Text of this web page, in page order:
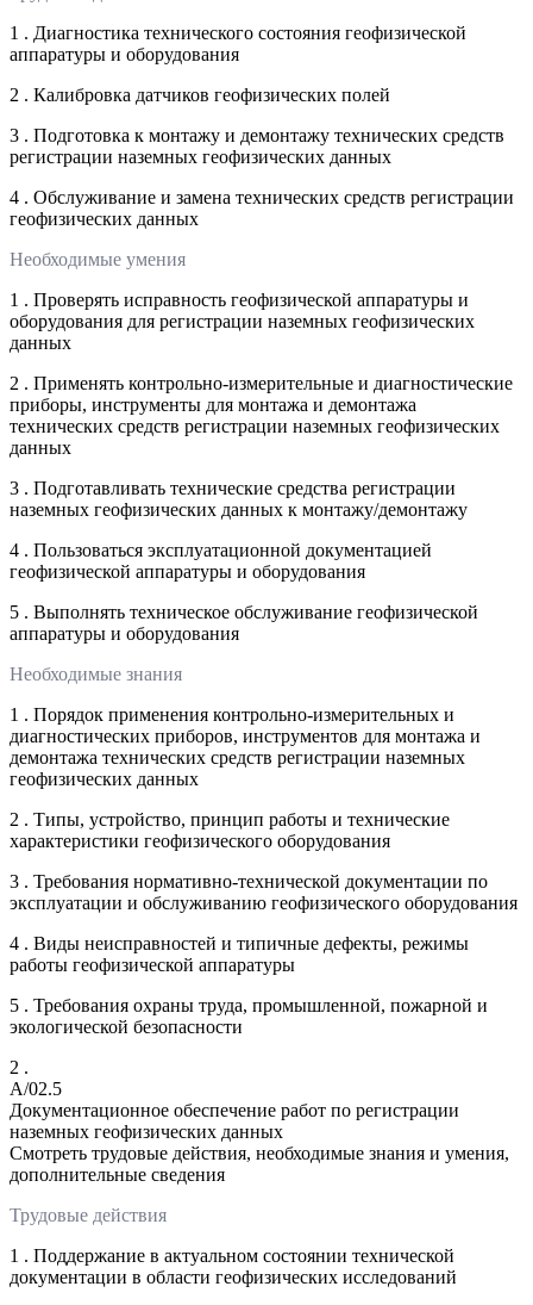
1 . Диагностика технического состояния геофизической
аппаратуры и оборудования
2 . Калибровка датчиков геофизических полей
3 . Подготовка к монтажу и демонтажу технических средств
регистрации наземных геофизических данных
4 . Обслуживание и замена технических средств регистрации
геофизических данных
Необходимые умения
1 . Проверять исправность геофизической аппаратуры и
оборудования для регистрации наземных геофизических
данных
2 . Применять контрольно-измерительные и диагностические
приборы, инструменты для монтажа и демонтажа
технических средств регистрации наземных геофизических
данных
3 . Подготавливать технические средства регистрации
наземных геофизических данных к монтажу/демонтажу
4 . Пользоваться эксплуатационной документацией
геофизической аппаратуры и оборудования
5 . Выполнять техническое обслуживание геофизической
аппаратуры и оборудования
Необходимые знания
1 . Порядок применения контрольно-измерительных и
диагностических приборов, инструментов для монтажа и
демонтажа технических средств регистрации наземных
геофизических данных
2 . Типы, устройство, принцип работы и технические
характеристики геофизического оборудования
3 . Требования нормативно-технической документации по
эксплуатации и обслуживанию геофизического оборудования
4 . Виды неисправностей и типичные дефекты, режимы
работы геофизической аппаратуры
5 . Требования охраны труда, промышленной, пожарной и
экологической безопасности
2 .
A/02.5
Документационное обеспечение работ по регистрации
наземных геофизических данных
Смотреть трудовые действия, необходимые знания и умения,
дополнительные сведения
Трудовые действия
1 . Поддержание в актуальном состоянии технической
документации в области геофизических исследований